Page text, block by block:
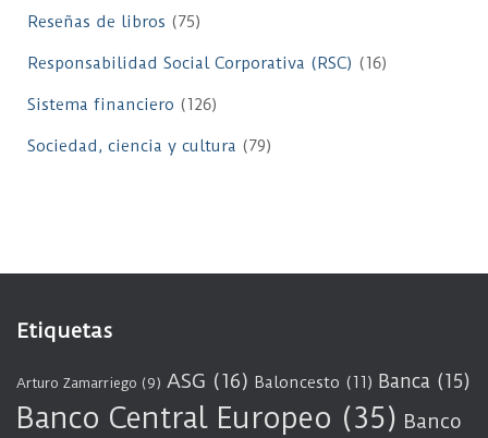
Reseñas de libros (75)
Responsabilidad Social Corporativa (RSC) (16)
Sistema financiero (126)
Sociedad, ciencia y cultura (79)
Etiquetas
Arturo Zamarriego (9) ASG (16) Baloncesto (11) Banca (15)
Banco Central Europeo (35) Banco